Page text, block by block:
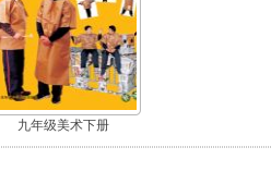
九年级美术下册